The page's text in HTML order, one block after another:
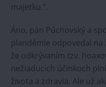
majetku.”.
Áno, pán Púchovský a
plandémie odpovedal
že odkrývaním tzv.
nežiaducich účinkoch
života a zdravia. Ale už